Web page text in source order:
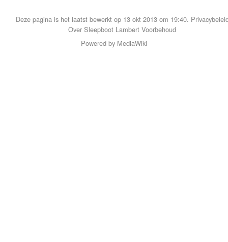
Deze pagina is het laatst bewerkt op 13 okt 2013 om 19:40.
Over Sleepboot Lambert Voorbehoud
Powered by MediaWiki